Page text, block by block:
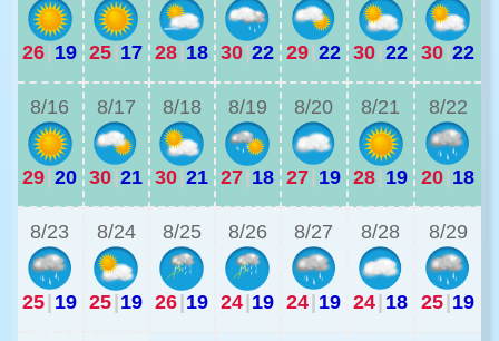
26| 19 25|17 28|18 30|22 29|22 30|22 30|22
8/16
29|20
8/17
30|21
8/18
30|21
8/19
27|18
8/20
27| 19
8/21
28| 19
8/22
20|18
8/23
25| 19
8/24
25|19
8/25
26|19
8/26
24|19
8/27
24| 19
8/28
24| 18
8/29
25|19